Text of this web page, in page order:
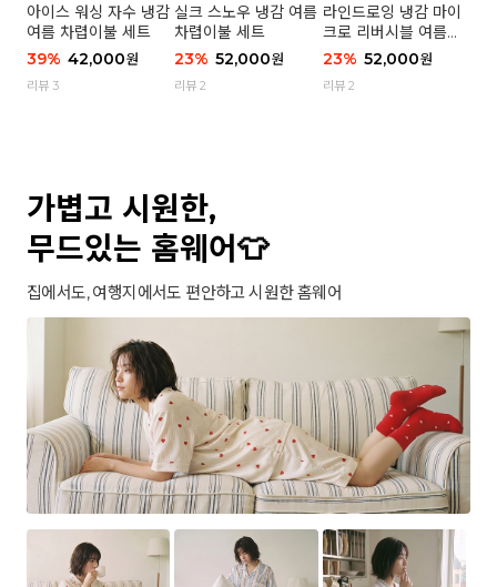
아이스 워싱 자수 냉감
여름 차렵이불 세트
39% 42,000원
리뷰 3
실크 스노우 냉감 여름
차렵이불 세트
23% 52,000원
리뷰 2
라인드로잉 냉감 마이
크로 리버시블 여름이
불 세트
23% 52,000원
리뷰 2
가볍고 시원한,
무드있는 홈웨어👕
집에서도, 여행지에서도 편안하고 시원한 홈웨어